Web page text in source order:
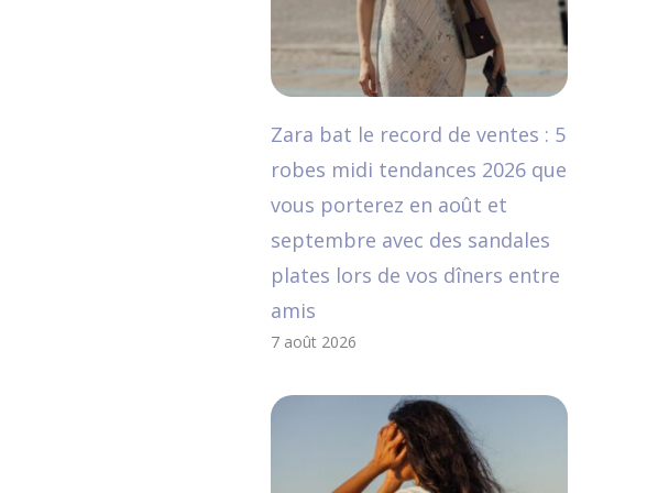
Zara bat le record de ventes : 5
robes midi tendances 2026 que
vous porterez en août et
septembre avec des sandales
plates lors de vos dîners entre
amis
7 août 2026